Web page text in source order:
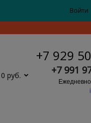
Войти
0 руб.
+7 929
+7 991